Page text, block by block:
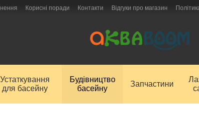
Корисні поради Контакти Відгуки про магазин
Устаткування
для басейну
Будівництво
басейну
Запчастини